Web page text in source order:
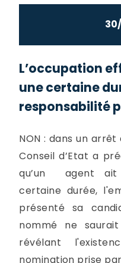
L’occupation
une certaine
responsabilité
NON : dans un arrêt
Conseil d’Etat a
qu’un agent ait
certaine durée,
présenté sa
nommé ne
révélant
nomination prise